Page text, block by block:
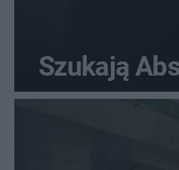
Szukają